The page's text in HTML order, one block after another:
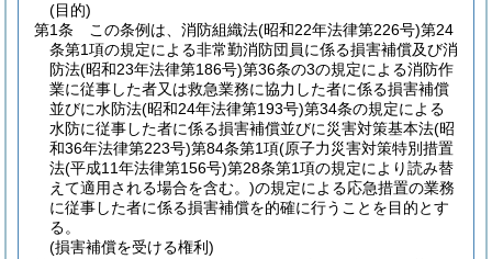
(目的)
第1条
この条例は、消防組織法(昭和22年法律第226号)第24
条第1項の規定による非常勤消防団員に係る損害補償及び消
防法(昭和23年法律第186号)第36条の3の規定による消防作
業に従事した者又は救急業務に協力した者に係る損害補償
並びに水防法(昭和24年法律第193号)第34条の規定による
水防に従事した者に係る損害補償並びに災害対策基本法(昭
和36年法律第223号)第84条第1項(原子力災害対策特別措置
法(平成11年法律第156号)第28条第1項の規定により読み替
えて適用される場合を含む。)の規定による応急措置の業務
に従事した者に係る損害補償を的確に行うことを目的とす
る。
(損害補償を受ける権利)